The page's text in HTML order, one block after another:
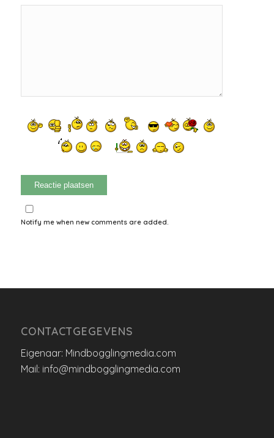
Notify me when new comments are added.
CONTACTGEGEVENS
Eigenaar: Mindbogglingmedia.com
Mail: info@mindbogglingmedia.com